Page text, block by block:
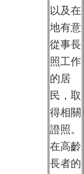
以及在
地有意
從事長
照工作
的居
民，取
得相關
證照。
在高齡
長者的